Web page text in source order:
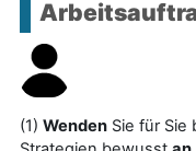
(1) Wenden Sie für Sie